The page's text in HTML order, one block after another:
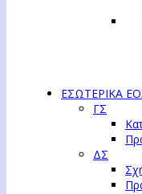
ΕΣΩΤΕΡΙΚΑ
ΓΣ
ΔΣ